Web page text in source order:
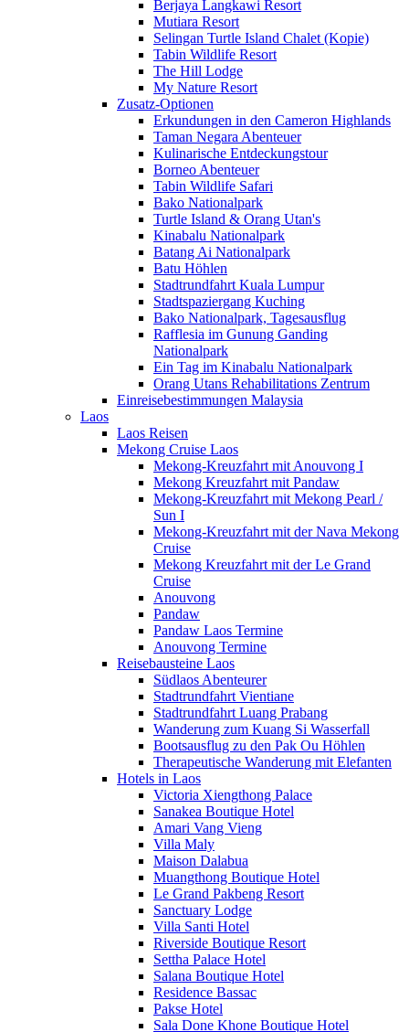
Berjaya Langkawi Resort
Mutiara Resort
Selingan Turtle Island Chalet (Kopie)
Tabin Wildlife Resort
The Hill Lodge
My Nature Resort
Zusatz-Optionen
Erkundungen in den Cameron Highlands
Taman Negara Abenteuer
Kulinarische Entdeckungstour
Borneo Abenteuer
Tabin Wildlife Safari
Bako Nationalpark
Turtle Island & Orang Utan's
Kinabalu Nationalpark
Batang Ai Nationalpark
Batu Höhlen
Stadtrundfahrt Kuala Lumpur
Stadtspaziergang Kuching
Bako Nationalpark, Tagesausflug
Rafflesia im Gunung Ganding
Nationalpark
Ein Tag im Kinabalu Nationalpark
Orang Utans Rehabilitations Zentrum
Einreisebestimmungen Malaysia
Laos
Laos Reisen
Mekong Cruise Laos
Mekong-Kreuzfahrt mit Anouvong I
Mekong Kreuzfahrt mit Pandaw
Mekong-Kreuzfahrt mit Mekong Pearl /
Sun I
Mekong-Kreuzfahrt mit der Nava Mekong
Cruise
Mekong Kreuzfahrt mit der Le Grand
Cruise
Anouvong
Pandaw
Pandaw Laos Termine
Anouvong Termine
Reisebausteine Laos
Südlaos Abenteurer
Stadtrundfahrt Vientiane
Stadtrundfahrt Luang Prabang
Wanderung zum Kuang Si Wasserfall
Bootsausflug zu den Pak Ou Höhlen
Therapeutische Wanderung mit Elefanten
Hotels in Laos
Victoria Xiengthong Palace
Sanakea Boutique Hotel
Amari Vang Vieng
Villa Maly
Maison Dalabua
Muangthong Boutique Hotel
Le Grand Pakbeng Resort
Sanctuary Lodge
Villa Santi Hotel
Riverside Boutique Resort
Settha Palace Hotel
Salana Boutique Hotel
Residence Bassac
Pakse Hotel
Sala Done Khone Boutique Hotel